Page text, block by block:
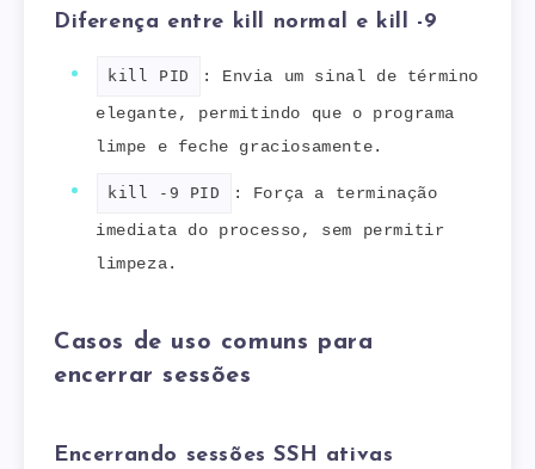
Diferença entre kill normal e kill -9
kill PID
: Envia um sinal de término
elegante, permitindo que o programa
limpe e feche graciosamente.
kill -9 PID
: Força a terminação
imediata do processo, sem permitir
limpeza.
Casos de uso comuns para
encerrar sessões
Encerrando sessões SSH ativas